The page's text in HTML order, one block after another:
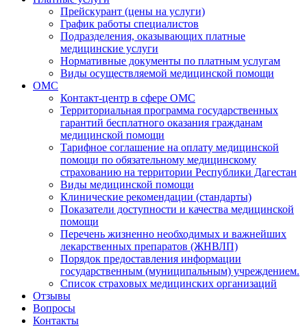
Прейскурант (цены на услуги)
График работы специалистов
Подразделения, оказывающих платные
медицинские услуги
Нормативные документы по платным услугам
Виды осуществляемой медицинской помощи
ОМС
Контакт-центр в сфере ОМС
Территориальная программа государственных
гарантий бесплатного оказания гражданам
медицинской помощи
Тарифное соглашение на оплату медицинской
помощи по обязательному медицинскому
страхованию на территории Республики Дагестан
Виды медицинской помощи
Клинические рекомендации (стандарты)
Показатели доступности и качества медицинской
помощи
Перечень жизненно необходимых и важнейших
лекарственных препаратов (ЖНВЛП)
Порядок предоставления информации
государственным (муниципальным) учреждением.
Список страховых медицинских организаций
Отзывы
Вопросы
Контакты